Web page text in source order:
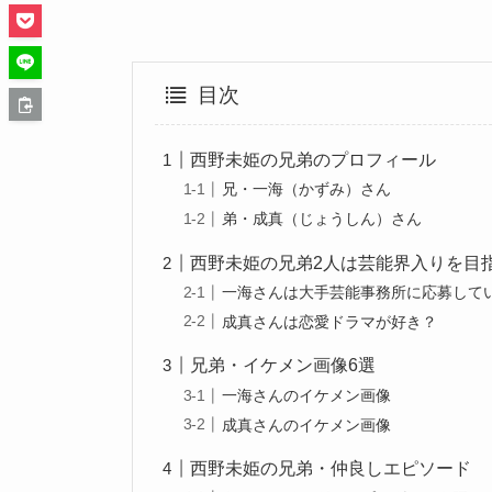
目次
西野未姫の兄弟のプロフィール
兄・一海（かずみ）さん
弟・成真（じょうしん）さん
西野未姫の兄弟2人は芸能界入りを目
一海さんは大手芸能事務所に応募して
成真さんは恋愛ドラマが好き？
兄弟・イケメン画像6選
一海さんのイケメン画像
成真さんのイケメン画像
西野未姫の兄弟・仲良しエピソード